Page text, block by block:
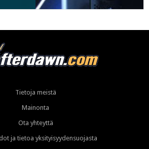
Tietoja meistä
Mainonta
Ota yhteyttä
ja tietoa yksityisyydensuojasta